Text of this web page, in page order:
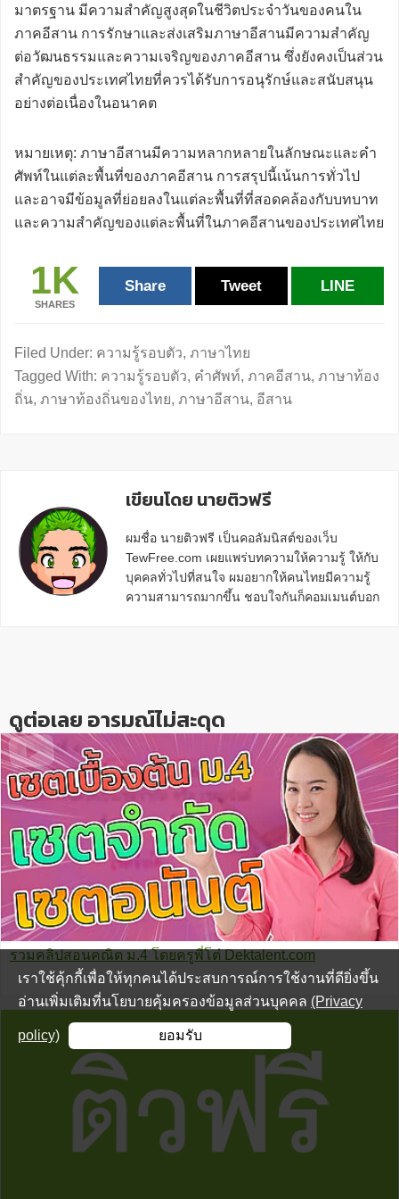
มาตรฐาน มีความสำคัญสูงสุดในชีวิตประจำวันของคนใน
ภาคอีสาน การรักษาและส่งเสริมภาษาอีสานมีความสำคัญ
ต่อวัฒนธรรมและความเจริญของภาคอีสาน ซึ่งยังคงเป็นส่วน
สำคัญของประเทศไทยที่ควรได้รับการอนุรักษ์และสนับสนุน
อย่างต่อเนื่องในอนาคต
หมายเหตุ: ภาษาอีสานมีความหลากหลายในลักษณะและคำ
ศัพท์ในแต่ละพื้นที่ของภาคอีสาน การสรุปนี้เน้นการทั่วไป
และอาจมีข้อมูลที่ย่อยลงในแต่ละพื้นที่ที่สอดคล้องกับบทบาท
และความสำคัญของแต่ละพื้นที่ในภาคอีสานของประเทศไทย
1K
SHARES
Share Tweet LINE
Filed Under: ความรู้รอบตัว, ภาษาไทย
Tagged With: ความรู้รอบตัว, คำศัพท์, ภาคอีสาน, ภาษาท้อง
ถิ่น, ภาษาท้องถิ่นของไทย, ภาษาอีสาน, อีสาน
เขียนโดย นายติวฟรี
ผมชื่อ นายติวฟรี เป็นคอลัมนิสต์ของเว็บ
TewFree.com เผยแพร่บทความให้ความรู้ ให้กับ
บุคคลทั่วไปที่สนใจ ผมอยากให้คนไทยมีความรู้
ความสามารถมากขึ้น ชอบใจกันก็คอมเมนต์บอก
ดูต่อเลย อารมณ์ไม่สะดุด
รวมคลิปสอนคณิต ม.4 โดยครูพี่โต๋ Dektalent.com
เราใช้คุ้กกี้เพื่อให้ทุกคนได้ประสบการณ์การใช้งานที่ดียิ่งขึ้น
อ่านเพิ่มเติมที่นโยบายคุ้มครองข้อมูลส่วนบุคคล (Privacy
policy) ยอมรับ